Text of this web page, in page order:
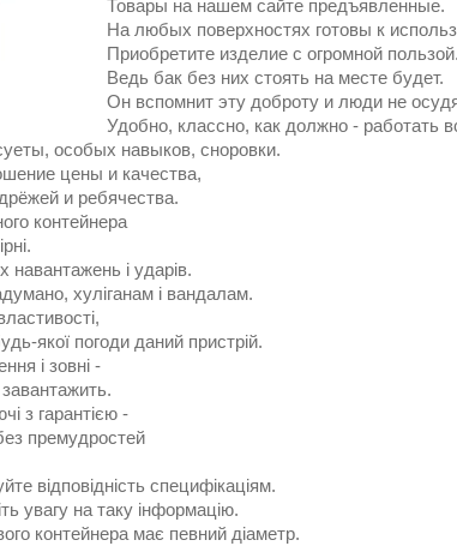
Товары на нашем сайте предъявленные.
На любых поверхностях готовы к
Приобретите изделие с огромной пользой.
Ведь бак без них стоять на месте будет.
Он вспомнит эту доброту и люди не
Удобно, классно, как должно - работать
особых навыков, сноровки.
цены и качества,
и ребячества.
контейнера
навантажень і ударів.
хуліганам і вандалам.
якої погоди даний пристрій.
і зовні -
з гарантією -
премудростей
відповідність специфікаціям.
увагу на таку інформацію.
контейнера має певний діаметр.